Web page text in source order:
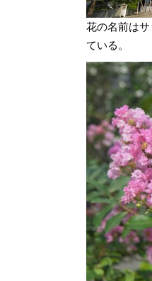
花の名前は
ている。